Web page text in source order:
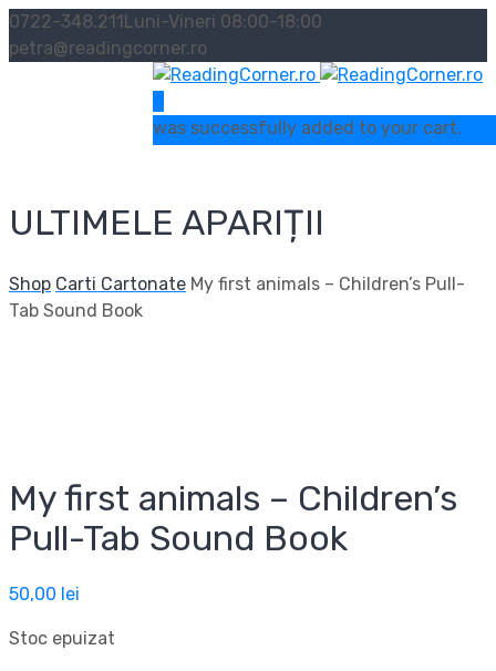
0722-348.211Luni-Vineri 08:00-18:00
petra@readingcorner.ro
was successfully added to your cart.
ULTIMELE APARIȚII
Shop Carti Cartonate My first animals – Children’s Pull-
Tab Sound Book
My first animals – Children’s
Pull-Tab Sound Book
50,00 lei
Stoc epuizat